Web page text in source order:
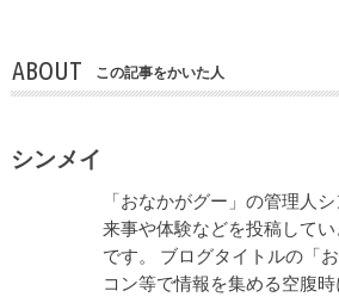
ABOUT この記事をかいた人
シンメイ
「おなかがグー」の管理人
来事や体験などを投稿して
です。 ブログタイトルの「
コン等で情報を集める空腹